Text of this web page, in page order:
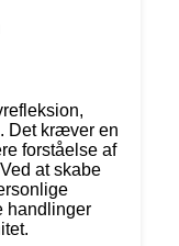
Det kræver en
forståelse af
at skabe
handlinger